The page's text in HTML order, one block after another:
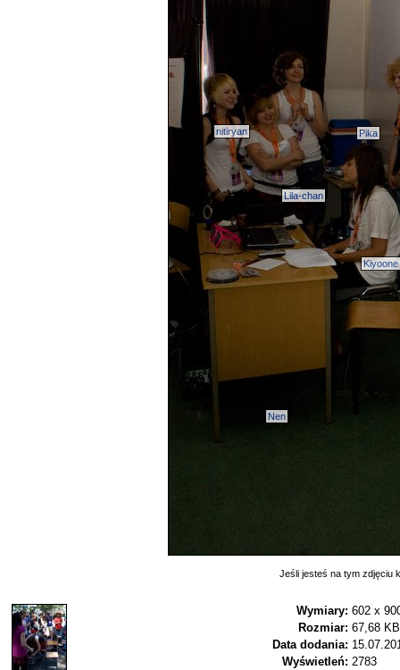
Kiyoone
Lila-chan
Nen
nitiryan Pika
Jeśli jesteś na tym zdjęciu
Wymiary: 602 x
Rozmiar: 67,68 KB
Data dodania:
Wyświetleń: 2783